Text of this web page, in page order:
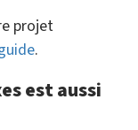
projet
.
est aussi